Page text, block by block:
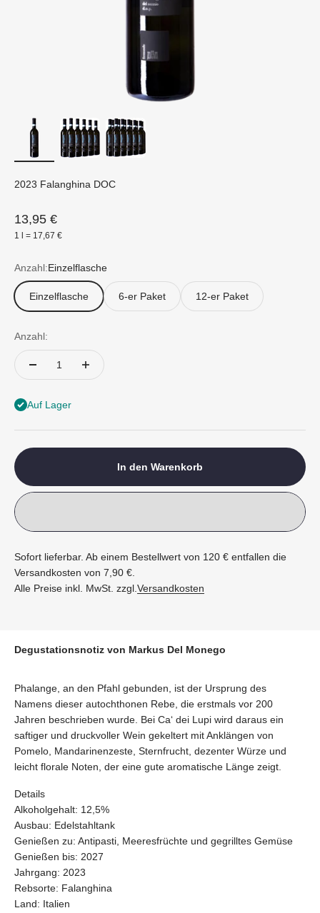
2023 Falanghina DOC
Angebot
13,95 €
1 l = 17,67 €
Anzahl:Einzelflasche
Einzelflasche 6-er Paket 12-er Paket
Anzahl:
Auf Lager
In den Warenkorb
Sofort lieferbar. Ab einem Bestellwert von 120 € entfallen die
Versandkosten von 7,90 €.
Alle Preise inkl. MwSt. zzgl.Versandkosten
Degustationsnotiz von Markus Del Monego
Phalange, an den Pfahl gebunden, ist der Ursprung des
Namens dieser autochthonen Rebe, die erstmals vor 200
Jahren beschrieben wurde. Bei Ca‘ dei Lupi wird daraus ein
saftiger und druckvoller Wein gekeltert mit Anklängen von
Pomelo, Mandarinenzeste, Sternfrucht, dezenter Würze und
leicht florale Noten, der eine gute aromatische Länge zeigt.
Details
Alkoholgehalt: 12,5%
Ausbau: Edelstahltank
Genießen zu: Antipasti, Meeresfrüchte und gegrilltes Gemüse
Genießen bis: 2027
Jahrgang: 2023
Rebsorte: Falanghina
Land: Italien